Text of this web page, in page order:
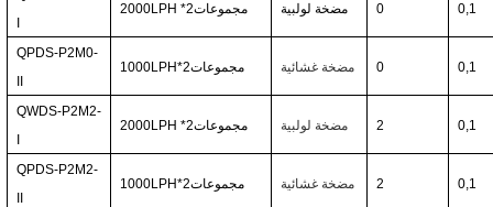
I
2000LPH *2مجموعات مضخة لولبية 0 0,1
QPDS-P2M0-
II
1000LPH*2مجموعات مضخة غشائية 0 0,1
QWDS-P2M2-
I
2000LPH *2مجموعات مضخة لولبية 2 0,1
QPDS-P2M2-
II
1000LPH*2مجموعات مضخة غشائية 2 0,1